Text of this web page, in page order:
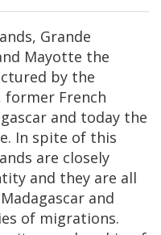
Grande
Mayotte the
by the
French
and today the
In spite of this
are closely
and they are all
and
of migrations.